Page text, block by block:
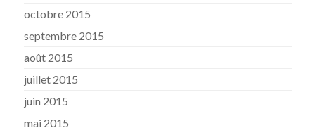
octobre 2015
septembre 2015
août 2015
juillet 2015
juin 2015
mai 2015